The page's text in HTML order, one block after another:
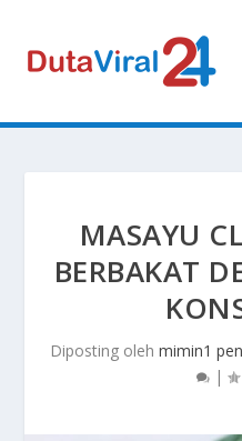
MASAYU
BERBAKAT
Diposting oleh mimin1
|